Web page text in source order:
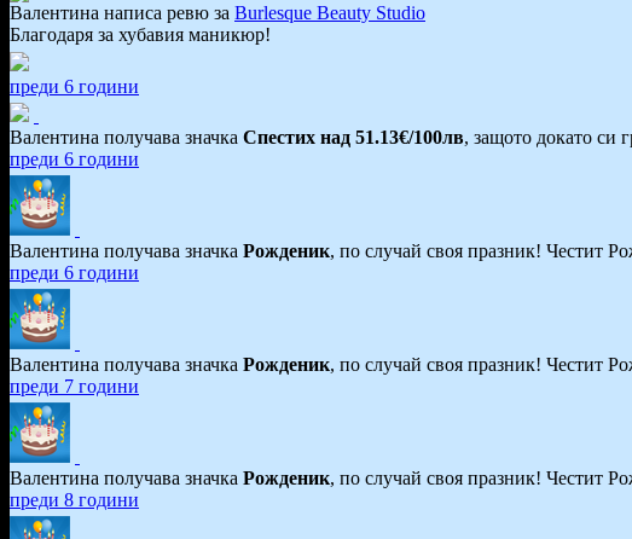
Валентина написа ревю за Burlesque Beauty Studio
Благодаря за хубавия маникюр!
преди 6 години
Валентина получава значка Спестих над 51.13€/100лв, защото докато си
преди 6 години
Валентина получава значка Рожденик, по случай своя празник! Честит
преди 6 години
Валентина получава значка Рожденик, по случай своя празник! Честит
преди 7 години
Валентина получава значка Рожденик, по случай своя празник! Честит
преди 8 години